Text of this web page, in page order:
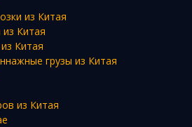
из Китая
Китая
Китая
грузы из Китая
из Китая